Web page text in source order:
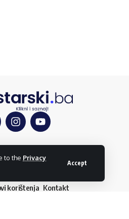
to the Privacy
Accept
korištenja Kontakt